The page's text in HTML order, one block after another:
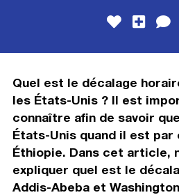
Quel est le décalage
les États-Unis ? Il est
connaître afin de savoir
États-Unis quand il est par
Éthiopie. Dans cet article,
expliquer quel est le
Addis-Abeba et